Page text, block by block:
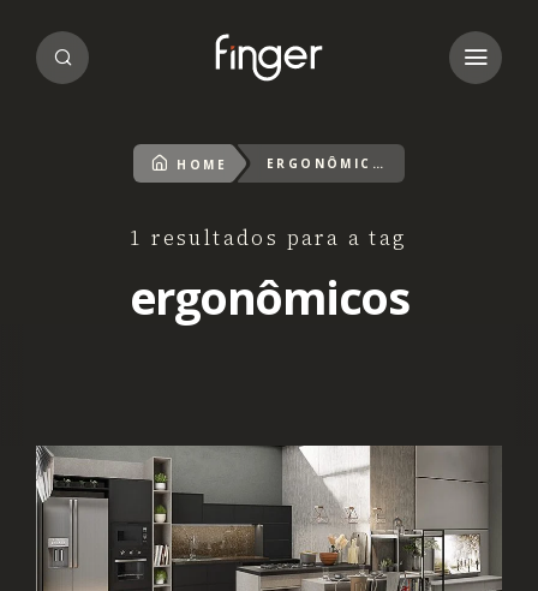
HOME ERGONÔMICOS
1 resultados para a tag
ergonômicos